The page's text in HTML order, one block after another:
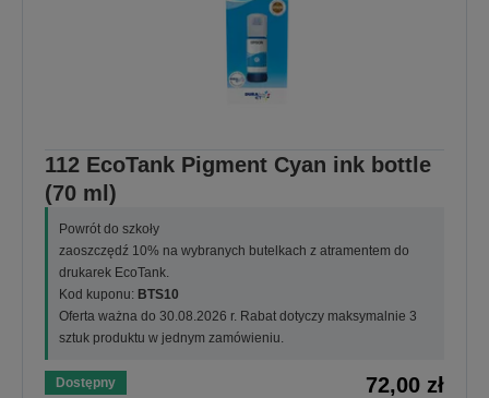
112 EcoTank Pigment Cyan ink bottle
(70 ml)
Powrót do szkoły
zaoszczędź 10% na wybranych butelkach z atramentem do
drukarek EcoTank.
Kod kuponu: BTS10
Oferta ważna do 30.08.2026 r. Rabat dotyczy maksymalnie 3
sztuk produktu w jednym zamówieniu.
Dostępny 72,00 zł